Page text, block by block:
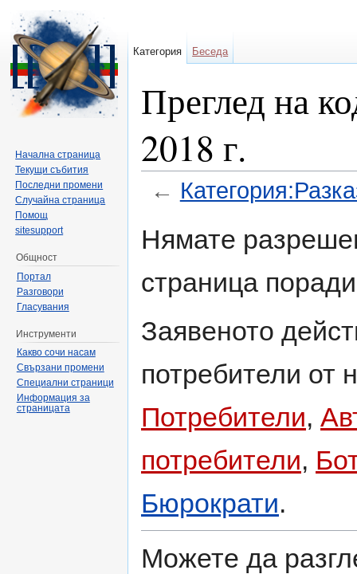
Преглед на
2018 г.
←
Нямате
страница
Заявеното
потребители от
Потребители,
потребители,
Бюрократи.
Можете да
Категория Беседа
Начална страница
Текущи събития
Последни промени
Случайна страница
Помощ
sitesupport
Общност
Портал
Разговори
Гласувания
Инструменти
Какво сочи насам
Свързани промени
Специални страници
Информация за
страницата